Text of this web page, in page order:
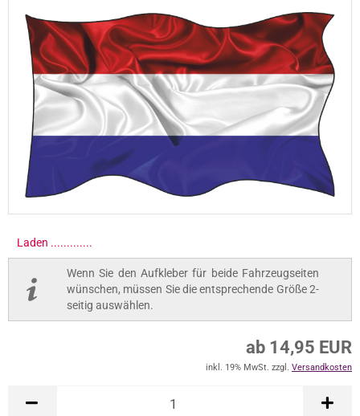
Laden ..............
Wenn Sie den Aufkleber für beide Fahrzeugseiten
wünschen, müssen Sie die entsprechende Größe 2-
seitig auswählen.
ab 14,95 EUR
inkl. 19% MwSt. zzgl. Versandkosten